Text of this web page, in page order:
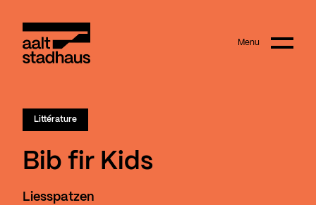
Main content Menu
Littérature
Bib fir Kids
Liesspatzen